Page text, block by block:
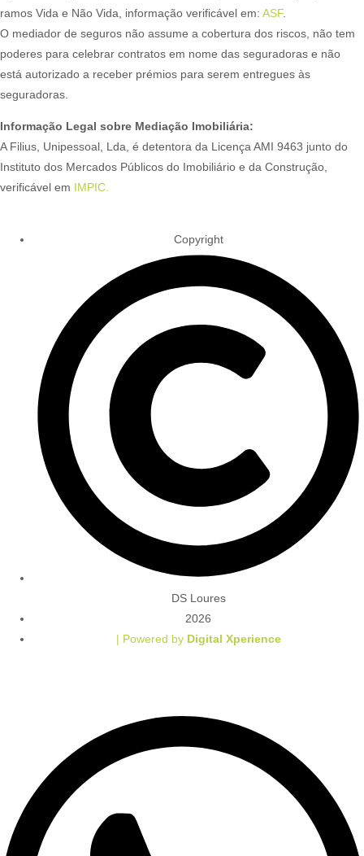
ramos Vida e Não Vida, informação verificável em: ASF.
O mediador de seguros não assume a cobertura dos riscos, não tem
poderes para celebrar contratos em nome das seguradoras e não
está autorizado a receber prémios para serem entregues às
seguradoras.
Informação Legal sobre Mediação Imobiliária:
A Filius, Unipessoal, Lda, é detentora da Licença AMI 9463 junto do
Instituto dos Mercados Públicos do Imobiliário e da Construção,
verificável em IMPIC.
Copyright
DS Loures
2026
| Powered by Digital Xperience